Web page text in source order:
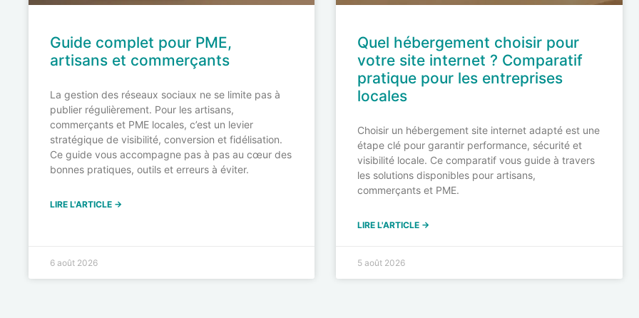
Guide complet pour PME,
artisans et commerçants
La gestion des réseaux sociaux ne se limite pas à
publier régulièrement. Pour les artisans,
commerçants et PME locales, c’est un levier
stratégique de visibilité, conversion et fidélisation.
Ce guide vous accompagne pas à pas au cœur des
bonnes pratiques, outils et erreurs à éviter.
LIRE L'ARTICLE →
6 août 2026
Quel hébergement choisir pour
votre site internet ? Comparatif
pratique pour les entreprises
locales
Choisir un hébergement site internet adapté est une
étape clé pour garantir performance, sécurité et
visibilité locale. Ce comparatif vous guide à travers
les solutions disponibles pour artisans,
commerçants et PME.
LIRE L'ARTICLE →
5 août 2026